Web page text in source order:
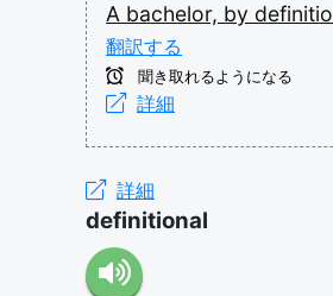
A bachelor, by
翻訳する
聞き取れるようになる
詳細
詳細
definitional